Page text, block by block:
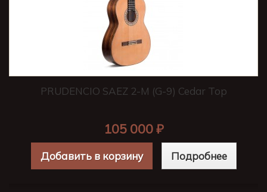
PRUDENCIO SAEZ 2-M (G-9) Cedar Top
105 000 ₽
Добавить в корзину Подробнее